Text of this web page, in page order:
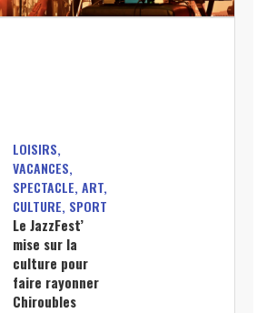
LOISIRS,
VACANCES,
SPECTACLE, ART,
CULTURE, SPORT
Le JazzFest’
mise sur la
culture pour
faire rayonner
Chiroubles